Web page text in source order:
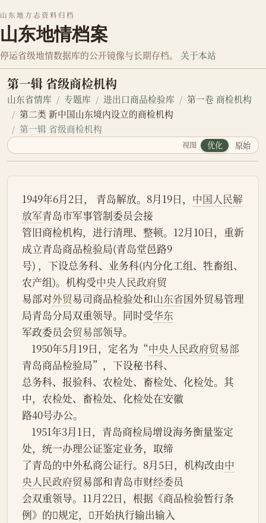
山东地方志资料归档
山东地情档案
停运省级地情数据库的公开镜像与长期存档。 关于本站
第一辑 省级商检机构
山东省情库 专题库 进出口商品检验库
第一卷 商检机构
第二类 新中国山东境内设立的商检机构
第一辑 省级商检机构
视图 优化 原始
1949年6月2日， 青岛解放。8月19日， 中国人民解
放军青岛市军事管制委员会接
管旧商检机构，进行清理、整顿。12月10日，重新
成立青岛商品检验局(青岛堂邑路9
号) ，下设总务科、业务科(内分化工组、牲畜组、
农产组)。机构受中央人民政府贸
易部对外贸易司商品检验处和山东省国外贸易管理
局青岛分局双重领导。同时受华东
军政委员会贸易部领导。
    1950年5月19日，定名为“
中央人民政府贸易部
青岛商品检验局”，下设秘书科、
总务科、报验科、农检处、畜检处、化检处。其
中，农检处、畜检处、化检处在安徽
路40号办公。
处，统一办理公证鉴定业务，取缔
了青岛的中外私商公证行。8月5日，机构改由中
央人民政府贸易部和青岛市财经委员
会双重领导。11月22日，根据《商品检验暂行条
例》的规定，开始执行输出输入